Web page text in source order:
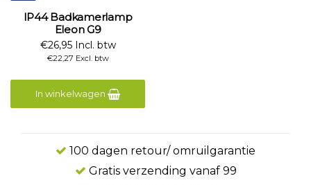
IP44 Badkamerlamp
Eleon G9
€26,95 Incl. btw
€22,27 Excl. btw
In winkelwagen
100 dagen retour/ omruilgarantie
Gratis verzending vanaf 99